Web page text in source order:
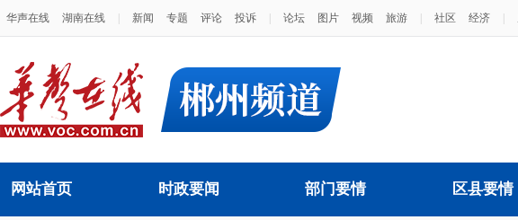
华声在线 湖南在线 新闻 专题 评论 投诉 论坛 图片 视频 旅游 社区 经济
网站首页 时政要闻 部门要情 区县要情